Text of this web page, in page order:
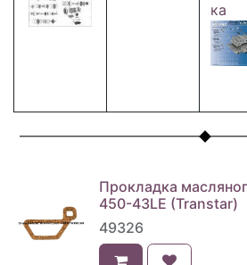
ка
Прокладка
450-43LE (Transtar)
49326